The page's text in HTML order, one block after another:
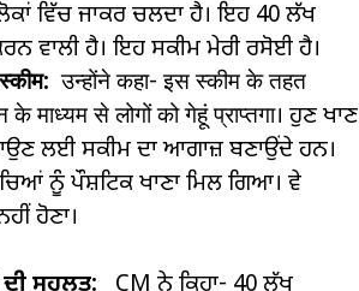
ਵਿੱਚ ਜਾਕਰ ਚਲਦਾ ਹੈ। ਇਹ 40 ਲੱਖ
ਵਾਲੀ ਹੈ। ਇਹ ਸਕੀਮ ਮੇਰੀ ਰਸੋਈ ਹੈ।
उन्होंने कहा- इस स्कीम के तहत
के माध्यम से लोगों को गेहूं प्राप्तगा। ਹੁਣ ਖਾਣ
ਲਈ ਸਕੀਮ ਦਾ ਆਗਾਜ਼ ਬਣਾਉਂਦੇ ਹਨ।
ਨੂੰ ਪੌਸ਼ਟਿਕ ਖਾਣਾ ਮਿਲ ਗਿਆ। ਵੇ
ਹੋਣਾ।